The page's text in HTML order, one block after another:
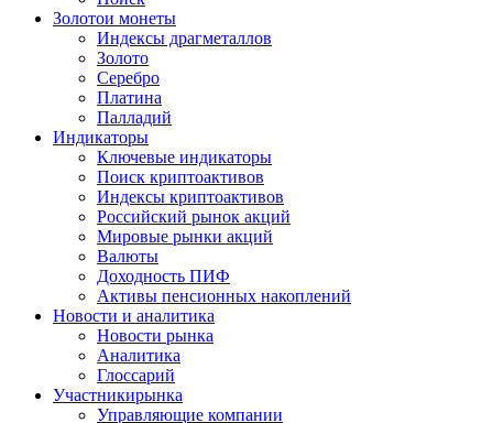
Золотои монеты
Индексы драгметаллов
Золото
Серебро
Платина
Палладий
Индикаторы
Ключевые индикаторы
Поиск криптоактивов
Индексы криптоактивов
Российский рынок акций
Мировые рынки акций
Валюты
Доходность ПИФ
Активы пенсионных накоплений
Новости и аналитика
Новости рынка
Аналитика
Глоссарий
Участникирынка
Управляющие компании